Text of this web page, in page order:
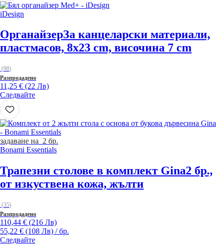
iDesign
ОрганайзерЗа канцеларски материали,
пластмасов, 8x23 cm, височина 7 cm
(98)
Разпродадено
11,25 € (22 Лв)
Следвайте
задаване на 2 бр.
Bonami Essentials
Трапезни столове в комплект Gina2 бр.,
от изкуствена кожа, жълти
(35)
Разпродадено
110,44 € (216 Лв)
55,22 € (108 Лв) / бр.
Следвайте